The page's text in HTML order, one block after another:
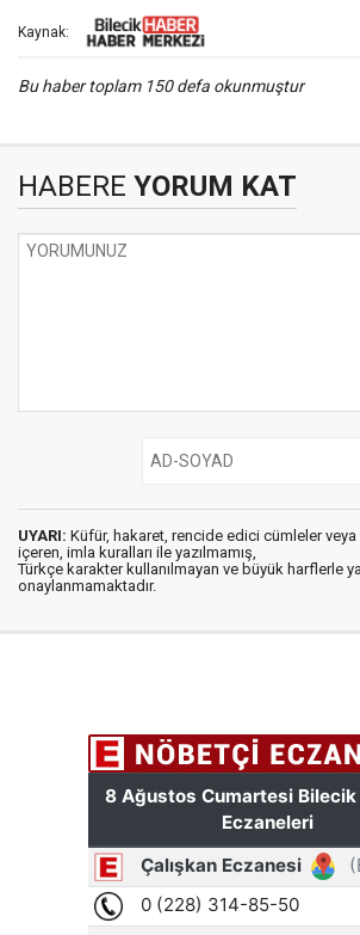
Kaynak:
Bu haber toplam 150 defa okunmuştur
HABERE YORUM KAT
UYARI: Küfür, hakaret, rencide edici cümleler veya
içeren, imla kuralları ile yazılmamış,
Türkçe karakter kullanılmayan ve büyük harflerle
onaylanmamaktadır.